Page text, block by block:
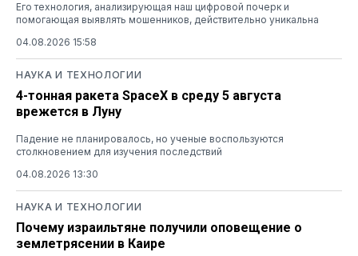
Его технология, анализирующая наш цифровой почерк и
помогающая выявлять мошенников, действительно уникальна
04.08.2026 15:58
НАУКА И ТЕХНОЛОГИИ
4-тонная ракета SpaceX в среду 5 августа
врежется в Луну
Падение не планировалось, но ученые воспользуются
столкновением для изучения последствий
04.08.2026 13:30
НАУКА И ТЕХНОЛОГИИ
Почему израильтяне получили оповещение о
землетрясении в Каире